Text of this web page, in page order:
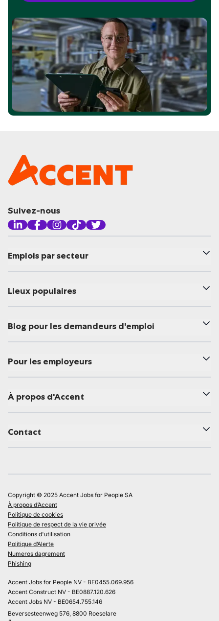
Suivez-nous
Emplois par secteur
Lieux populaires
Blog pour les demandeurs d'emploi
Pour les employeurs
À propos d'Accent
Contact
Copyright © 2025 Accent Jobs for People SA
À propos d’Accent
Politique de cookies
Politique de respect de la vie privée
Conditions d'utilisation
Politique d’Alerte
Numeros dagrement
Phishing
Accent Jobs for People NV - BE0455.069.956
Accent Construct NV - BE0887.120.626
Accent Jobs NV - BE0654.755.146
Beversesteenweg 576, 8800 Roeselare